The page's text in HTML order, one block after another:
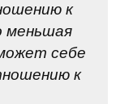
к
меньшая
себе
к